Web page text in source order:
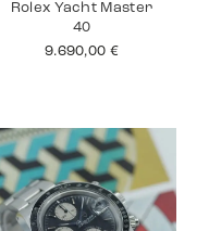
Rolex Yacht Master
40
9.690,00 €